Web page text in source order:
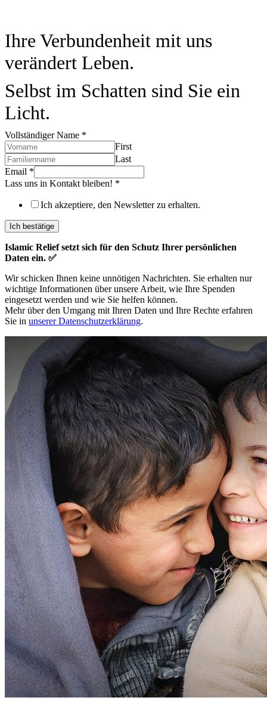
Ihre Verbundenheit mit uns
verändert Leben.
Selbst im Schatten sind Sie ein
Licht.
Vollständiger Name *
First
Last
Lass
Name
Email *
Lass uns in Kontakt bleiben! *
Ich akzeptiere, den Newsletter zu erhalten.
Ich bestätige
Islamic Relief setzt sich für den Schutz Ihrer persönlichen
Daten ein. ✅
Wir schicken Ihnen keine unnötigen Nachrichten. Sie erhalten nur
wichtige Informationen über unsere Arbeit, wie Ihre Spenden
eingesetzt werden und wie Sie helfen können.
Mehr über den Umgang mit Ihren Daten und Ihre Rechte erfahren
Sie in unserer Datenschutzerklärung.